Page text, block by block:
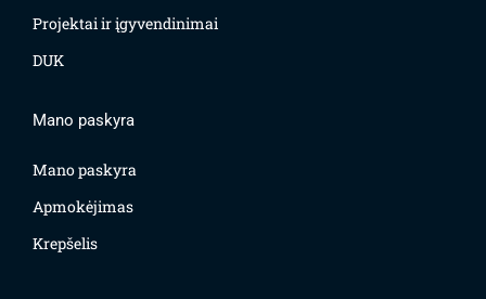
Projektai ir įgyvendinimai
DUK
Mano paskyra
Mano paskyra
Apmokėjimas
Krepšelis